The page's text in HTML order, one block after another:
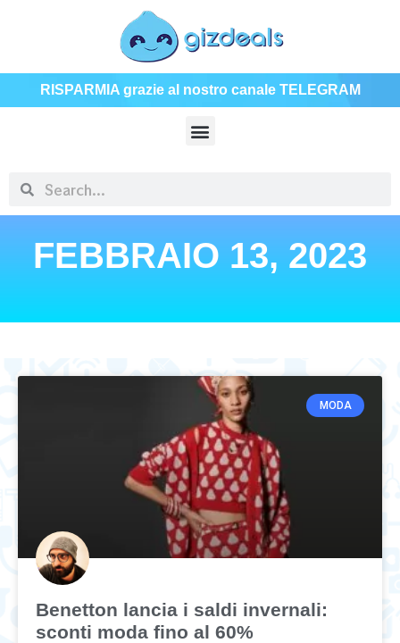
RISPARMIA grazie al nostro canale TELEGRAM
FEBBRAIO 13, 2023
MODA
Benetton lancia i saldi invernali:
sconti moda fino al 60%